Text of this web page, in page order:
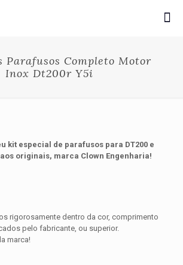
Parafusos Completo Motor
Inox Dt200r Y5i
kit especial de parafusos para DT200 e
aos originais, marca Clown Engenharia!
rigorosamente dentro da cor, comprimento
pelo fabricante, ou superior.
marca!